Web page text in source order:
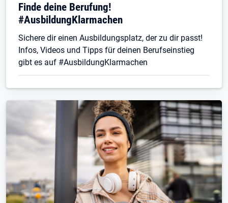
Finde deine Berufung!
#AusbildungKlarmachen
Sichere dir einen Ausbildungsplatz, der zu dir passt!
Infos, Videos und Tipps für deinen Berufseinstieg
gibt es auf #AusbildungKlarmachen